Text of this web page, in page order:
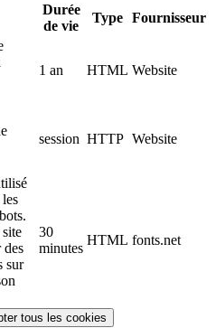
Durée
de vie
Type Fournisseur
1 an HTML Website
session HTTP Website
des
sur
30
minutes
HTML fonts.net
tous les cookies